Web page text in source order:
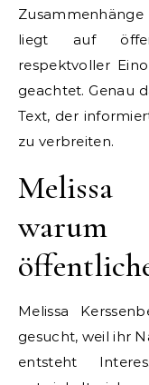
liegt auf
respektvoller
geachtet. Genau
Text, der
zu verbreiten.
Melissa
gesucht, weil ihr
entsteht